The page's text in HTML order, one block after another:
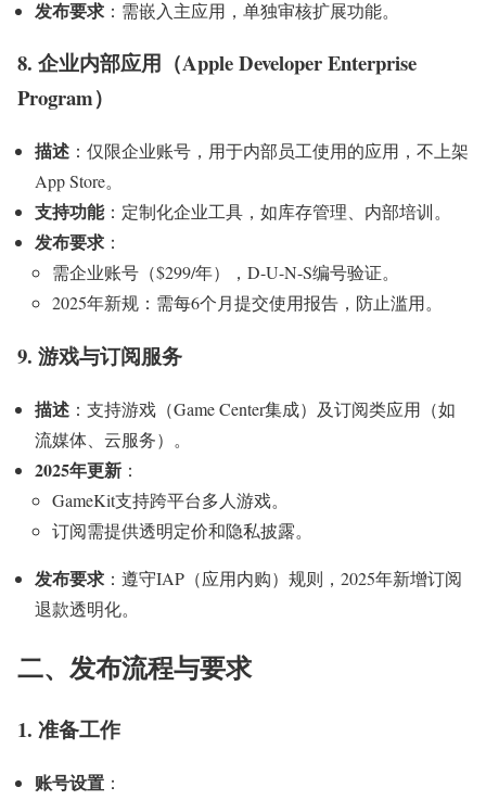
发布要求 ：需嵌入主应用，单独审核扩展功能。
8. 企业内部应用（Apple Developer Enterprise
Program）
描述 ：仅限企业账号，用于内部员工使用的应用，不上架
App Store。
支持功能：定制化企业工具，如库存管理、内部培训。
发布要求 ：
需企业账号（$299/年），D-U-N-S编号验证。
2025年新规：需每6个月提交使用报告，防止滥用。
9. 游戏与订阅服务
描述 ：支持游戏（Game Center集成）及订阅类应用（如
流媒体、云服务）。
2025年更新 ：
GameKit支持跨平台多人游戏。
订阅需提供透明定价和隐私披露。
发布要求 ：遵守IAP（应用内购）规则，2025年新增订阅
退款透明化。
二、发布流程与要求
1. 准备工作
账号设置 ：